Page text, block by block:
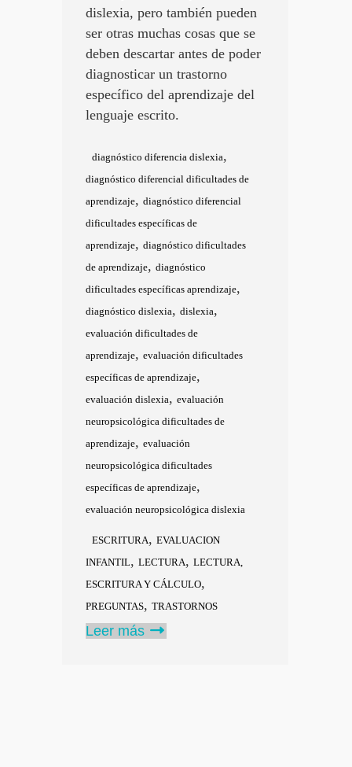
dislexia, pero también pueden
ser otras muchas cosas que se
deben descartar antes de poder
diagnosticar un trastorno
específico del aprendizaje del
lenguaje escrito.
diagnóstico diferencia dislexia,
diagnóstico diferencial dificultades de
aprendizaje, diagnóstico diferencial
dificultades específicas de
aprendizaje, diagnóstico dificultades
de aprendizaje, diagnóstico
dificultades específicas aprendizaje,
diagnóstico dislexia, dislexia,
evaluación dificultades de
aprendizaje, evaluación dificultades
específicas de aprendizaje,
evaluación dislexia, evaluación
neuropsicológica dificultades de
aprendizaje, evaluación
neuropsicológica dificultades
específicas de aprendizaje,
evaluación neuropsicológica dislexia
ESCRITURA, EVALUACION
INFANTIL, LECTURA, LECTURA,
ESCRITURA Y CÁLCULO,
PREGUNTAS, TRASTORNOS
Leer más